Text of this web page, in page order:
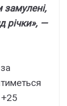
замулені,
річки», —